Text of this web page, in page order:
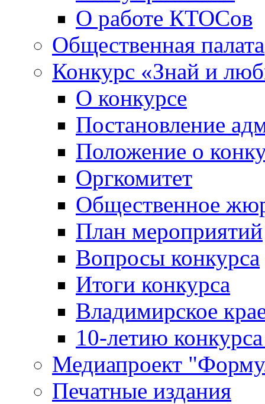
О работе КТОСов
Общественная палата
Конкурс «Знай и
О конкурсе
Постановление
Положение о
Оргкомитет
Общественное
План мероприятий
Вопросы конкурса
Итоги конкурса
Владимирское
10-летию
Медиапроект
Печатные издания